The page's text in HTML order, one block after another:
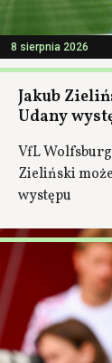
8 sierpnia 2026
Jakub
Udany
VfL
Zieliński
występu